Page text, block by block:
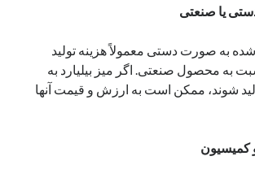
یا صنعتی
به صورت دستی معمولاً هزینه تولید
به محصول صنعتی. اگر میز بیلیارد به
شوند، ممکن است به ارزش و قیمت آنها
کمیسیون